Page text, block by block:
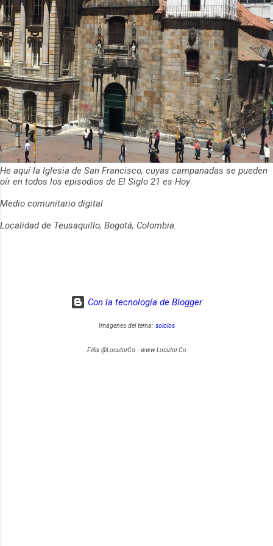
He aquí la Iglesia de San Francisco, cuyas campanadas se pueden
oír en todos los episodios de El Siglo 21 es Hoy
Medio comunitario digital
Localidad de Teusaquillo, Bogotá, Colombia.
Con la tecnología de Blogger
Imágenes del tema: sololos
Félix @LocutorCo - www.Locutor.Co